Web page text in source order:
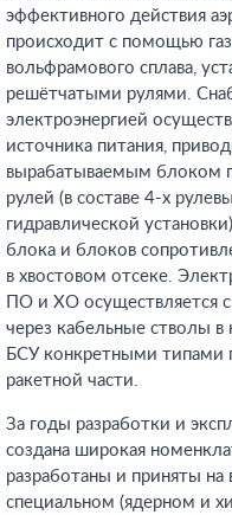
эффективного действия
происходит с помощью
вольфрамового сплава,
решётчатыми рулями.
электроэнергией
источника питания,
вырабатываемым блоком
рулей (в составе 4-х
гидравлической
блока и блоков
в хвостовом отсеке.
ПО и ХО осуществляется
через кабельные стволы
БСУ конкретными типами
ракетной части.
За годы разработки и
создана широкая
разработаны и приняты
специальном (ядерном и